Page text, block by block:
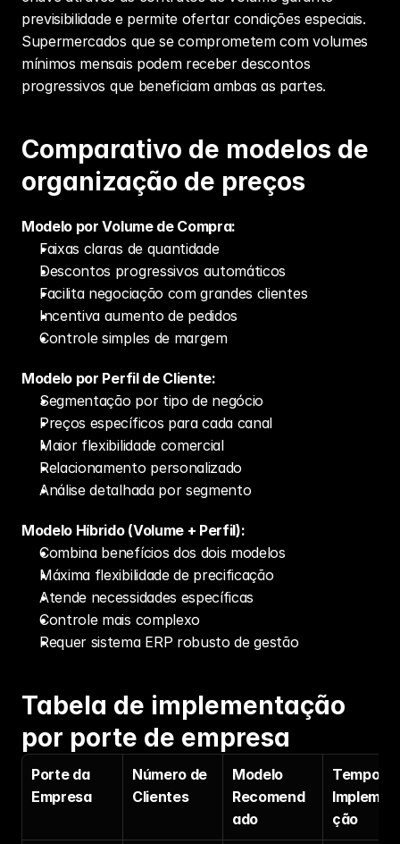
previsibilidade e permite ofertar condições especiais.
Supermercados que se comprometem com volumes
mínimos mensais podem receber descontos
progressivos que beneficiam ambas as partes.
Comparativo de modelos de
organização de preços
Modelo por Volume de Compra:
Faixas claras de quantidade
Descontos progressivos automáticos
Facilita negociação com grandes clientes
Incentiva aumento de pedidos
Controle simples de margem
Modelo por Perfil de Cliente:
Segmentação por tipo de negócio
Preços específicos para cada canal
Maior flexibilidade comercial
Relacionamento personalizado
Análise detalhada por segmento
Modelo Híbrido (Volume + Perfil):
Combina benefícios dos dois modelos
Máxima flexibilidade de precificação
Atende necessidades específicas
Controle mais complexo
Requer sistema ERP robusto de gestão
Tabela de implementação
por porte de empresa
Porte da
Empresa
Número de
Clientes
Modelo
Recomend
ado
Tempo de
ção